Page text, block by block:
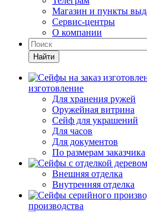
Магазин и пункты
Сервис-центры
О компании
Найти
изготовление
Для хранения ружей
Оружейная витрина
Сейф для украшений
Для часов
Для документов
По размерам заказчика
Внешняя отделка
Внутренняя отделка
производства